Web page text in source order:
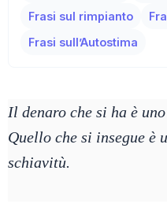
Frasi sul rimpianto
Frasi sull’Autostima
Il denaro che si ha è
Quello che si insegue è
schiavitù.